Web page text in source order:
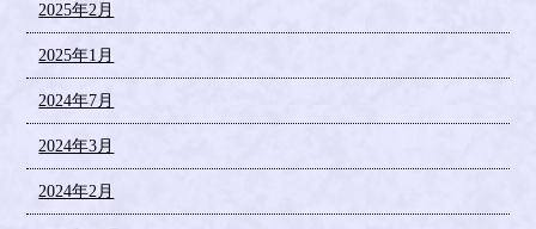
2025年2月
2025年1月
2024年7月
2024年3月
2024年2月